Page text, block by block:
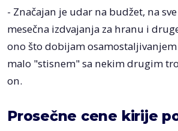
- Značajan je udar na budžet, na
mesečna izdvajanja za hranu i
ono što dobijam
malo "stisnem" sa nekim drugim
on.
Prosečne cene kirije